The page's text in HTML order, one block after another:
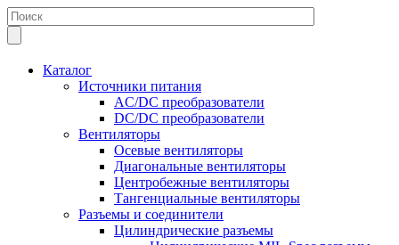
Каталог
Источники питания
AC/DC преобразователи
DC/DC преобразователи
Вентиляторы
Осевые вентиляторы
Диагональные вентиляторы
Центробежные вентиляторы
Тангенциальные вентиляторы
Разъемы и соединители
Цилиндрические разъемы